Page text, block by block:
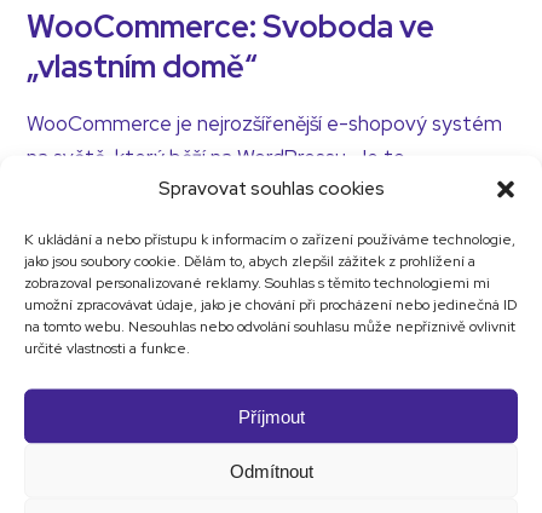
Spravovat souhlas cookies
K ukládání a nebo přístupu k informacím o zařízení používáme technologie,
jako jsou soubory cookie. Dělám to, abych zlepšil zážitek z prohlížení a
zobrazoval personalizované reklamy. Souhlas s těmito technologiemi mi
umožní zpracovávat údaje, jako je chování při procházení nebo jedinečná ID
na tomto webu. Nesouhlas nebo odvolání souhlasu může nepříznivě ovlivnit
určité vlastnosti a funkce.
Příjmout
Odmítnout
WooCommerce: Svoboda ve
„vlastním domě“
WooCommerce je nejrozšířenější e-shopový systém
na světě, který běží na WordPressu. Je to
stavebnice, kterou si skládáte na vlastním hostingu.
Výhody WooCommerce
Web je váš:Jste 100% vlastníkem celého
technického řešení.
Žádné měsíční poplatky:Neplatíte licenci za
systém. Platíte roční hosting a doménu (cca 2 000